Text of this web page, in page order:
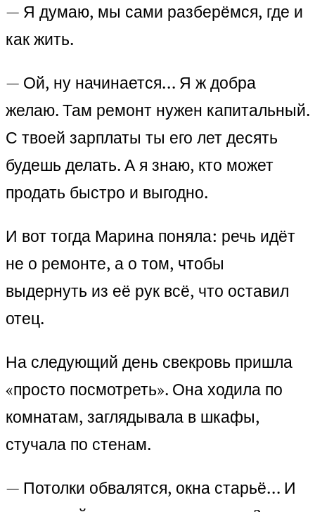
— Я думаю, мы сами разберёмся, где и
как жить.
— Ой, ну начинается… Я ж добра
желаю. Там ремонт нужен капитальный.
С твоей зарплаты ты его лет десять
будешь делать. А я знаю, кто может
продать быстро и выгодно.
И вот тогда Марина поняла: речь идёт
не о ремонте, а о том, чтобы
выдернуть из её рук всё, что оставил
отец.
На следующий день свекровь пришла
«просто посмотреть». Она ходила по
комнатам, заглядывала в шкафы,
стучала по стенам.
— Потолки обвалятся, окна старьё… И